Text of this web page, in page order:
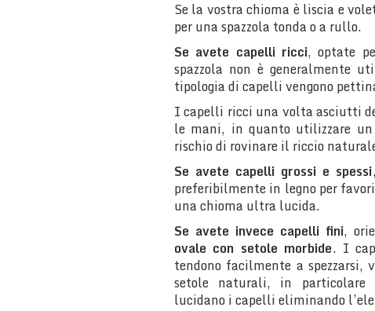
Se la vostra chioma è liscia e
per una spazzola tonda o a rullo.
Se avete capelli ricci, optate
spazzola non è generalmente
tipologia di capelli vengono
I capelli ricci una volta asciutti
le mani, in quanto utilizzare un
rischio di rovinare il riccio
Se avete capelli grossi e spessi
preferibilmente in legno per
una chioma ultra lucida.
Se avete invece capelli fini,
ovale con setole morbide. I
tendono facilmente a
setole naturali, in particolare
lucidano i capelli eliminando